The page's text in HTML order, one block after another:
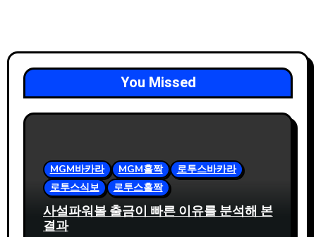
You Missed
MGM바카라 MGM홀짝
로투스바카라
로투스식보
로투스홀짝
사설파워볼 출금이 빠른 이유를 분석해 본
결과